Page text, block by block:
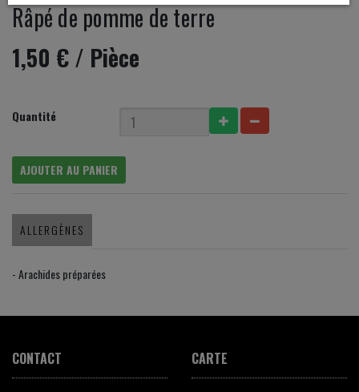
Râpé de pomme de terre
1,50 €/ Pièce
Quantité
AJOUTER AU PANIER
ALLERGÈNES
- Arachides préparées
CONTACT CARTE